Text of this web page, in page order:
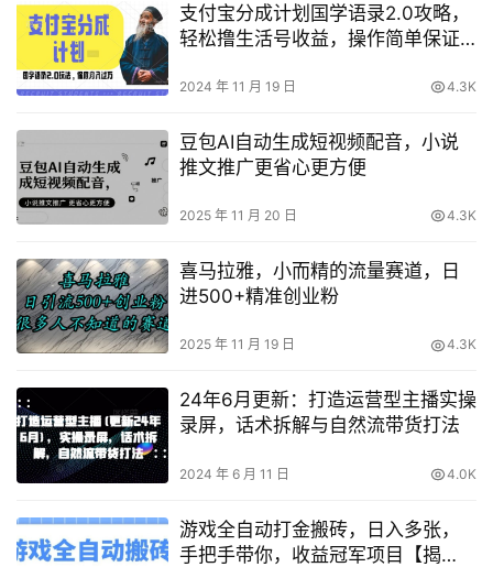
支付宝分成计划国学语录2.0攻略，
轻松撸生活号收益，操作简单保证
2024 年 11 月 19 日 4.3K
豆包AI自动生成短视频配音，小说
推文推广更省心更方便
2025 年 11 月 20 日 4.3K
喜马拉雅，小而精的流量赛道，日
进500+精准创业粉
2025 年 11 月 19 日 4.3K
24年6月更新：打造运营型主播实操
录屏，话术拆解与自然流带货打法
2024 年 6 月 11 日 4.0K
游戏全自动打金搬砖，日入多张，
手把手带你，收益冠军项目【揭